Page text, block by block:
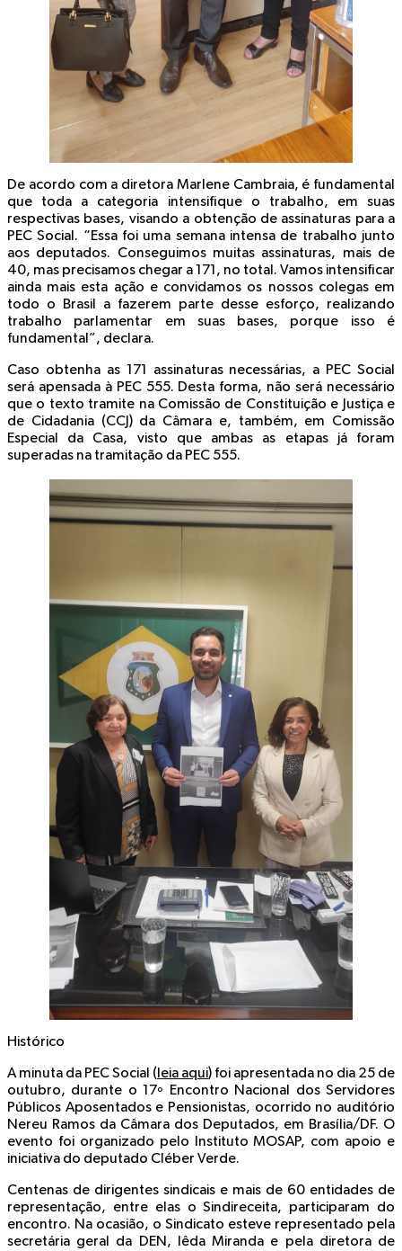
De acordo com a diretora Marlene Cambraia, é fundamental
que toda a categoria intensifique o trabalho, em suas
respectivas bases, visando a obtenção de assinaturas para a
PEC Social. “Essa foi uma semana intensa de trabalho junto
aos deputados. Conseguimos muitas assinaturas, mais de
40, mas precisamos chegar a 171, no total. Vamos intensificar
ainda mais esta ação e convidamos os nossos colegas em
todo o Brasil a fazerem parte desse esforço, realizando
trabalho parlamentar em suas bases, porque isso é
fundamental”, declara.
Caso obtenha as 171 assinaturas necessárias, a PEC Social
será apensada à PEC 555. Desta forma, não será necessário
que o texto tramite na Comissão de Constituição e Justiça e
de Cidadania (CCJ) da Câmara e, também, em Comissão
Especial da Casa, visto que ambas as etapas já foram
superadas na tramitação da PEC 555.
Histórico
A minuta da PEC Social (leia aqui) foi apresentada no dia 25 de
outubro, durante o 17º Encontro Nacional dos Servidores
Públicos Aposentados e Pensionistas, ocorrido no auditório
Nereu Ramos da Câmara dos Deputados, em Brasília/DF. O
evento foi organizado pelo Instituto MOSAP, com apoio e
iniciativa do deputado Cléber Verde.
Centenas de dirigentes sindicais e mais de 60 entidades de
representação, entre elas o Sindireceita, participaram do
encontro. Na ocasião, o Sindicato esteve representado pela
secretária geral da DEN, Iêda Miranda e pela diretora de